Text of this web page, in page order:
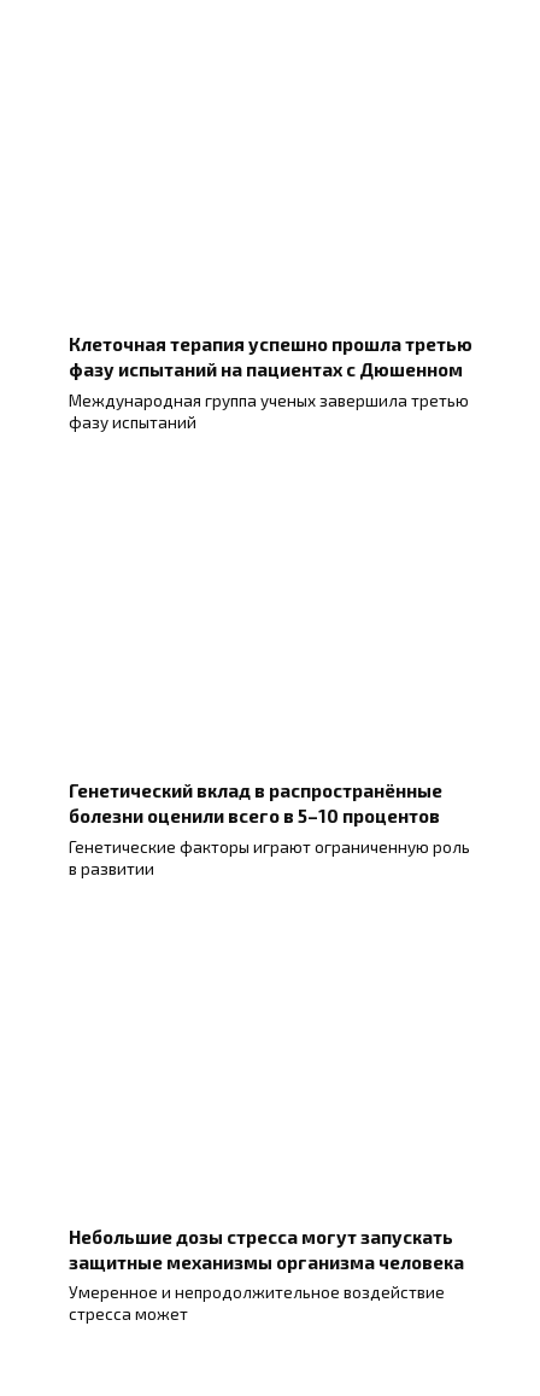
Клеточная терапия успешно прошла третью
фазу испытаний на пациентах с Дюшенном
Международная группа ученых завершила третью
фазу испытаний
Генетический вклад в распространённые
болезни оценили всего в 5–10 процентов
Генетические факторы играют ограниченную роль
в развитии
Небольшие дозы стресса могут запускать
защитные механизмы организма человека
Умеренное и непродолжительное воздействие
стресса может